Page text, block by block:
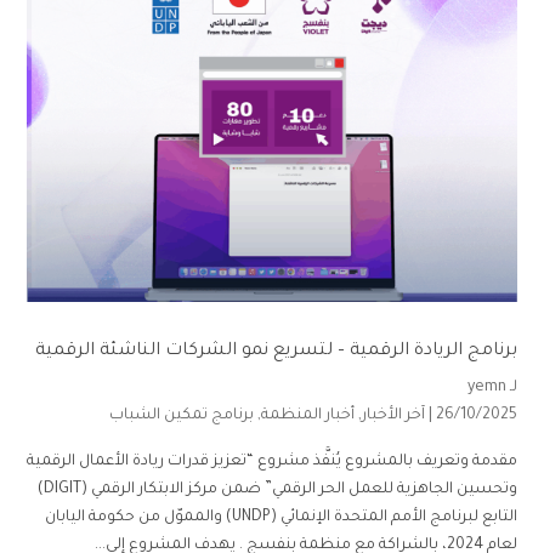
برنامج الريادة الرقمية – لتسريع نمو الشركات الناشئة الرقمية
لـ yemn
26/10/2025 |
آخر الأخبار, أخبار المنظمة, برنامج تمكين الشباب
مقدمة وتعريف بالمشروع يُنفَّذ مشروع “تعزيز قدرات ريادة الأعمال الرقمية
وتحسين الجاهزية للعمل الحر الرقمي” ضمن مركز الابتكار الرقمي (DIGIT)
التابع لبرنامج الأمم المتحدة الإنمائي (UNDP) والمموّل من حكومة اليابان
لعام 2024، بالشراكة مع منظمة بنفسج . يهدف المشروع إلى...